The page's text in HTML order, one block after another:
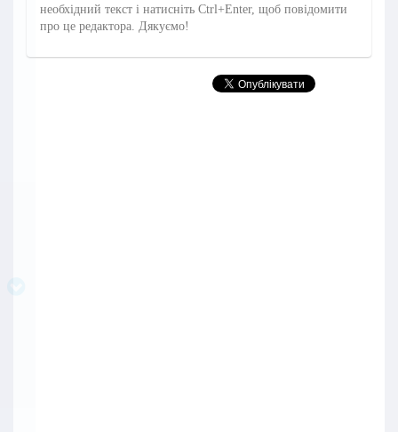
необхідний текст і натисніть Ctrl+Enter, щоб повідомити
про це редактора. Дякуємо!